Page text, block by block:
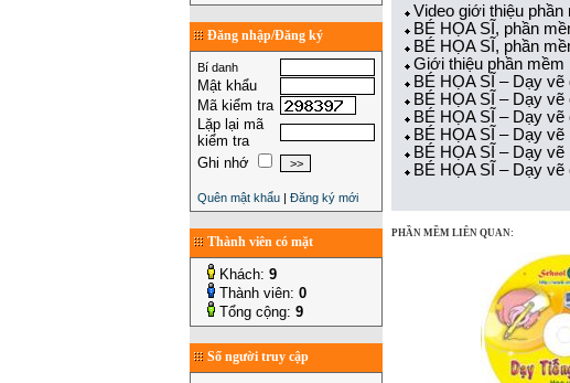
Đăng nhập/Đăng ký
Bí danh
Mật khẩu
Mã kiểm tra
Lặp lại mã
kiểm tra
Ghi nhớ
Quên mật khẩu | Đăng ký mới
Thành viên có mặt
Khách: 9
Thành viên: 0
Tổng cộng: 9
Số người truy cập
Video giới thiệu
BÉ HỌA SĨ, phần
BÉ HỌA SĨ, phần
Giới thiệu phần mềm
BÉ HỌA SĨ – Dạy vẽ
BÉ HỌA SĨ – Dạy vẽ
BÉ HỌA SĨ – Dạy vẽ
BÉ HỌA SĨ – Dạy
BÉ HỌA SĨ – Dạy vẽ
BÉ HỌA SĨ – Dạy vẽ
PHẦN MỀM LIÊN QUAN: